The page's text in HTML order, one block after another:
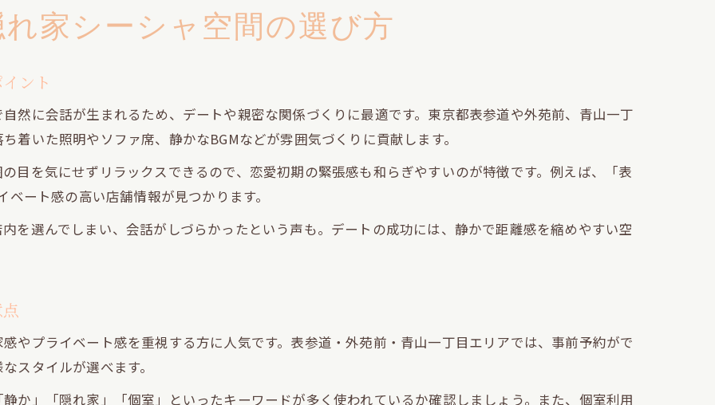
家シーシャ空間の選び方
ント
然に会話が生まれるため、デートや親密な関係づくりに最適です。東京都表参道や外苑前、青山一丁
着いた照明やソファ席、静かなBGMなどが雰囲気づくりに貢献します。
目を気にせずリラックスできるので、恋愛初期の緊張感も和らぎやすいのが特徴です。例えば、「表
ート感の高い店舗情報が見つかります。
を選んでしまい、会話がしづらかったという声も。デートの成功には、静かで距離感を縮めやすい空
やプライベート感を重視する方に人気です。表参道・外苑前・青山一丁目エリアでは、事前予約がで
スタイルが選べます。
か」「隠れ家」「個室」といったキーワードが多く使われているか確認しましょう。また、個室利用